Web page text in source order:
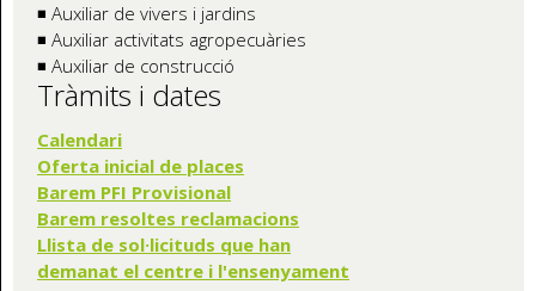
◾ Auxiliar de vivers i jardins
◾ Auxiliar activitats agropecuàries
◾ Auxiliar de construcció
Tràmits i dates
Calendari
Oferta inicial de places
Barem PFI Provisional
Barem resoltes reclamacions
Llista de sol·licituds que han
demanat el centre i l'ensenyament